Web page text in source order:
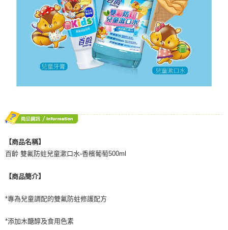
【商品名稱】
百齡 雙氟防蛀兒童漱口水-香檳葡萄500ml
【商品簡介】
*專為兒童調配的雙氟防蛀修護配方
*添加木醣醇及食用色素